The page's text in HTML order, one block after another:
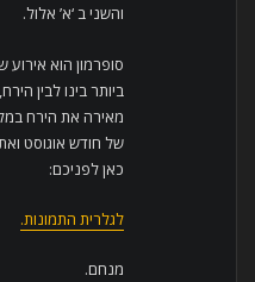
והשני ב ‘א’ אלול.
סופרמון הוא
ביותר בינו לבין
מאירה את הירח
של חודש אוגוסט
כאן לפניכם:
לגלרית התמונות.
מנחם.